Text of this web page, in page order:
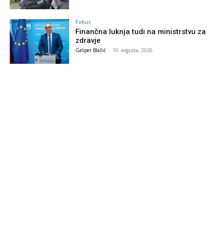
Fokus
Finančna luknja tudi na ministrstvu za
zdravje
Gašper Blažič - 10. avgusta, 2026